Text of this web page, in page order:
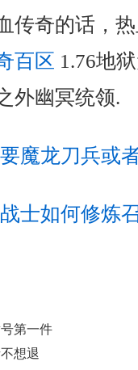
传奇的话，
百区 1.76地
外幽冥统领.
魔龙刀兵或
士如何修炼
第一件
想退